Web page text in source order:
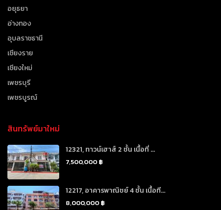
อยุธยา
อ่างทอง
อุบลราชธานี
เชียงราย
เชียงใหม่
เพชรบุรี
เพชรบูรณ์
สินทรัพย์มาใหม่
12321, ทาวน์เฮาส์ 2 ชั้น เนื้อที่ ...
7,500,000 ฿
12217, อาคารพาณิชย์ 4 ชั้น เนื้อที...
8,000,000 ฿